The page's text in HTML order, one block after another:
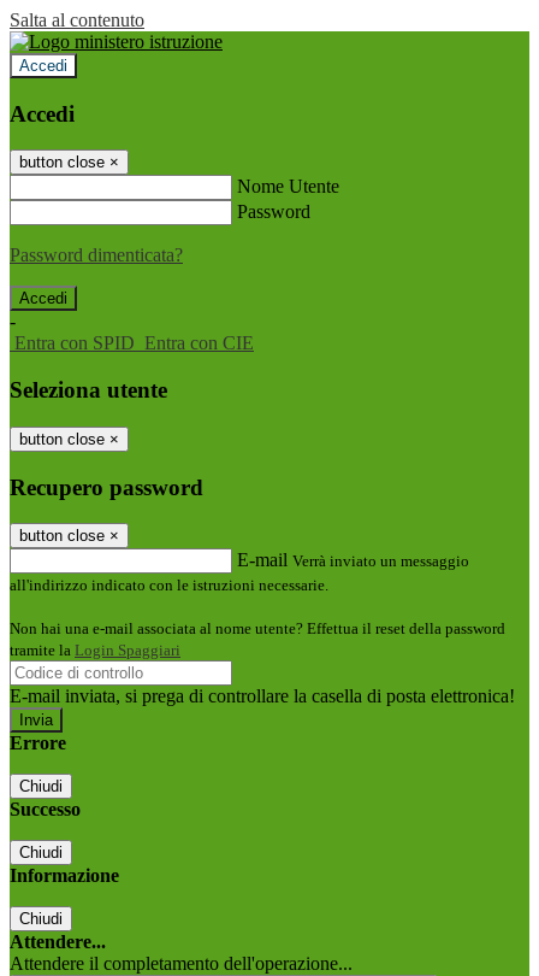
Salta al contenuto
Accedi
Accedi
button close ×
Nome Utente
Password
Password dimenticata?
-
Entra con SPID Entra con CIE
Seleziona utente
button close ×
Recupero password
button close ×
E-mail Verrà inviato un messaggio
all'indirizzo indicato con le istruzioni necessarie.
Non hai una e-mail associata al nome utente? Effettua il reset della password
tramite la Login Spaggiari
E-mail inviata, si prega di controllare la casella di posta elettronica!
Errore
Chiudi
Successo
Chiudi
Informazione
Chiudi
Attendere...
Attendere il completamento dell'operazione...